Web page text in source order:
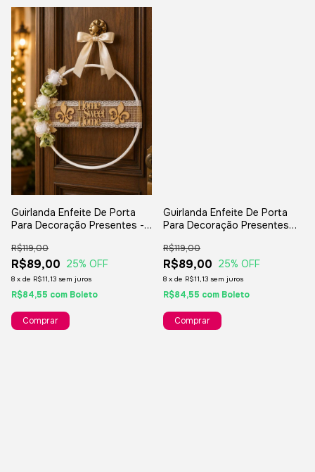
Guirlanda Enfeite De Porta
Para Decoração Presentes -
R$89,00
R$119,00
25% OFF
8 x de R$11,13 sem juros
R$84,55 com Boleto
Guirlanda Enfeite De Porta
Para Decoração Presentes
Festas
R$89,00
R$119,00
25% OFF
8 x de R$11,13 sem juros
R$84,55 com Boleto